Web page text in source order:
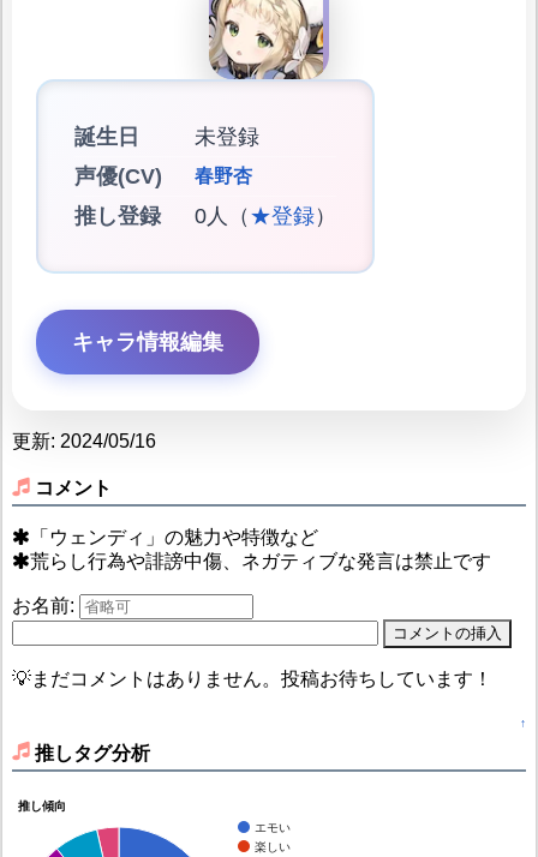
誕生日
未登録
声優(CV)
春野杏
推し登録 0人（ ★登録）
キャラ情報編集
更新: 2024/05/16
コメント
「ウェンディ」の魅力や特徴など
荒らし行為や誹謗中傷、ネガティブな発言は禁止です
お名前:
💡まだコメントはありません。投稿お待ちしています！
↑
推しタグ分析
推し傾向
エモい
楽しい